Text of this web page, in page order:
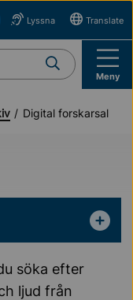
fönsterLyssna Translate
Meny
Digital forskarsal
söka efter
ljud från